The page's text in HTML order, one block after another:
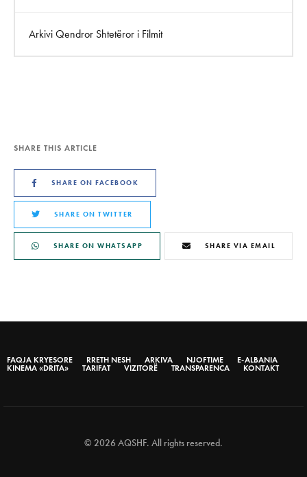
Arkivi Qendror Shtetëror i Filmit
SHARE THIS ARTICLE
SHARE ON FACEBOOK
SHARE ON TWITTER
SHARE ON WHATSAPP SHARE VIA EMAIL
FAQJA KRYESORE RRETH NESH ARKIVA NJOFTIME
E-ALBANIA
KINEMA «DRITA»
TARIFAT VIZITORË TRANSPARENCA KONTAKT
© 2026 AQSHF. All rights reserved.